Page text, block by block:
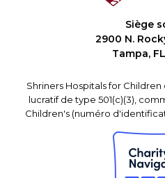
Siège
2900 N.
Tampa,
Shriners Hospitals for
lucratif de type 501(c)(3),
Children's (numéro